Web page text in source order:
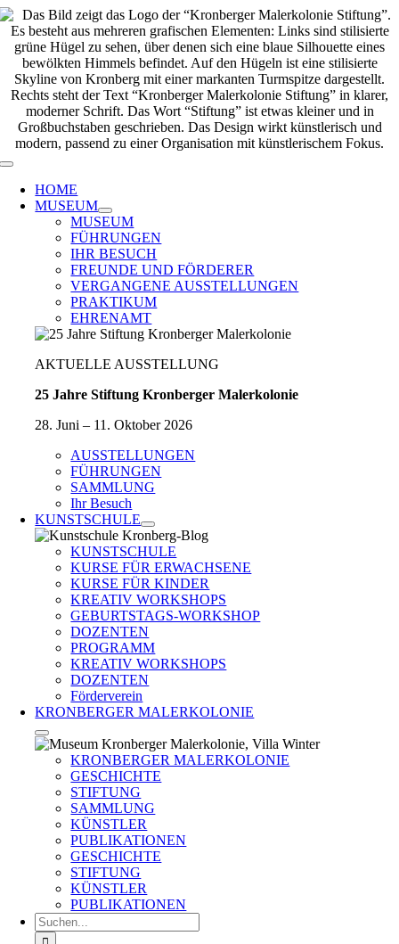
Zum
Inhalt
springen
Toggle
Navigation
HOME
MUSEUM
MUSEUM
FÜHRUNGEN
IHR BESUCH
FREUNDE UND FÖRDERER
VERGANGENE AUSSTELLUNGEN
PRAKTIKUM
EHRENAMT
AKTUELLE AUSSTELLUNG
25 Jahre Stiftung Kronberger Malerkolonie
28. Juni – 11. Oktober 2026
AUSSTELLUNGEN
FÜHRUNGEN
SAMMLUNG
Ihr Besuch
KUNSTSCHULE
KUNSTSCHULE
KURSE FÜR ERWACHSENE
KURSE FÜR KINDER
KREATIV WORKSHOPS
GEBURTSTAGS-WORKSHOP
DOZENTEN
PROGRAMM
KREATIV WORKSHOPS
DOZENTEN
Förderverein
KRONBERGER MALERKOLONIE
KRONBERGER MALERKOLONIE
GESCHICHTE
STIFTUNG
SAMMLUNG
KÜNSTLER
PUBLIKATIONEN
GESCHICHTE
STIFTUNG
KÜNSTLER
PUBLIKATIONEN
Suche
nach: